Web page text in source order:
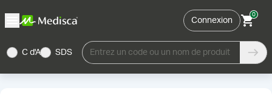
Connexion
0
C d'A SDS Entrez un code ou un nom de produit